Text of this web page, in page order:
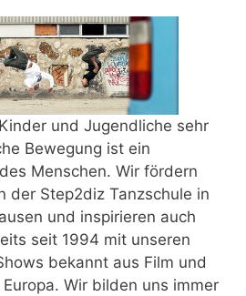
und Jugendliche sehr
Bewegung ist ein
Menschen. Wir fördern
der Step2diz Tanzschule in
und inspirieren auch
seit 1994 mit unseren
bekannt aus Film und
Wir bilden uns immer